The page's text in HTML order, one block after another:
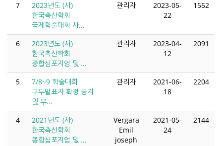
7
2023년도 (사)
한국축산학회
국제학술대회 사...
관리자
2023-05-
22
1552
6
2023년도 (사)
한국축산학회
종합심포지엄 및 ...
관리자
2023-04-
12
2091
5
7/8~9 학술대회
구두발표자 확정 공지
및 우...
관리자
2021-06-
18
2204
4
2021년도 (사)
한국축산학회
종합심포지엄 및 ...
Vergara
Emil
joseph
2021-05-
24
2144